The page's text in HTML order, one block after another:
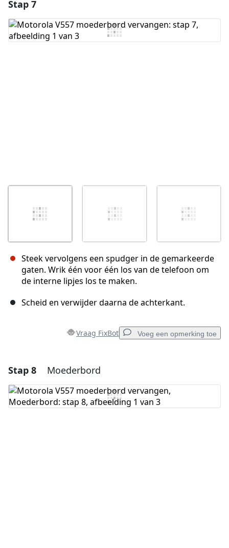
Voeg opmerking toe
Stap 7
Steek vervolgens een spudger in de gemarkeerde
gaten. Wrik één voor één los van de telefoon om
de interne lipjes los te maken.
Scheid en verwijder daarna de achterkant.
Vraag FixBot Voeg een opmerking toe
Voeg een opmerking toe
Voeg opmerking toe
Stap 8 Moederbord